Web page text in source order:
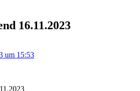
16.11.2023
um 15:53